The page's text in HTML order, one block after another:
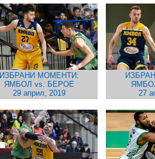
ИЗБРАНИ МОМЕНТИ:
ЯМБОЛ vs. БЕРОЕ
29 април, 2019
27